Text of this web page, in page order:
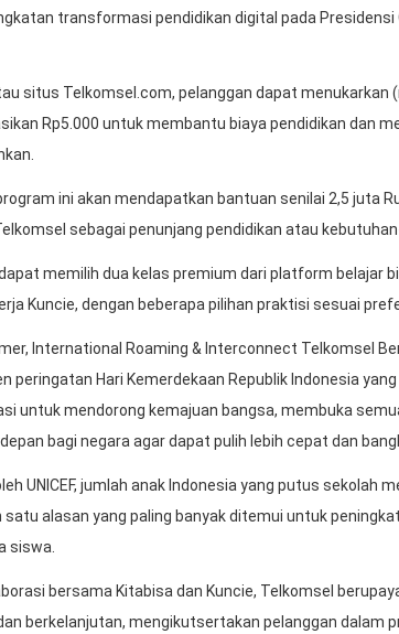
transformasi pendidikan digital pada Presidensi
situs Telkomsel.com, pelanggan dapat menukarkan
Rp5.000 untuk membantu biaya pendidikan dan
ini akan mendapatkan bantuan senilai 2,5 juta
sebagai penunjang pendidikan atau
memilih dua kelas premium dari platform belajar
Kuncie, dengan beberapa pilihan praktisi sesuai
International Roaming & Interconnect Telkomsel
peringatan Hari Kemerdekaan Republik Indonesia
untuk mendorong kemajuan bangsa, membuka
bagi negara agar dapat pulih lebih cepat dan
UNICEF, jumlah anak Indonesia yang putus sekolah
alasan yang paling banyak ditemui untuk
siswa.
bersama Kitabisa dan Kuncie, Telkomsel
berkelanjutan, mengikutsertakan pelanggan dalam